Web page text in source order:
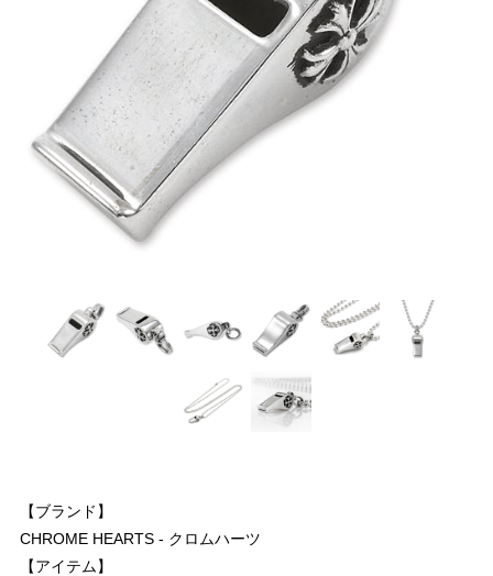
【ブランド】
CHROME HEARTS - クロムハーツ
【アイテム】